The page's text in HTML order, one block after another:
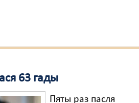
63 гады
Пяты раз пасля